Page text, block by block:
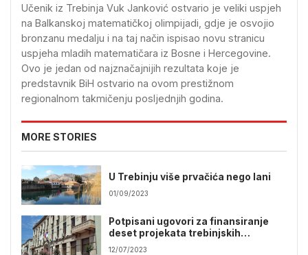
Učenik iz Trebinja Vuk Janković ostvario je veliki uspjeh
na Balkanskoj matematičkoj olimpijadi, gdje je osvojio
bronzanu medalju i na taj način ispisao novu stranicu
uspjeha mladih matematičara iz Bosne i Hercegovine.
Ovo je jedan od najznačajnijih rezultata koje je
predstavnik BiH ostvario na ovom prestižnom
regionalnom takmičenju posljednjih godina.
MORE STORIES
U Trebinju više prvačića nego lani
01/09/2023
Potpisani ugovori za finansiranje
deset projekata trebinjskih
omladinskih organizacija
12/07/2023